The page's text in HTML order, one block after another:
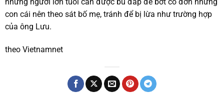
những người lớn tuổi cần được bù đắp để bớt cô đơn nhưng
con cái nên theo sát bố mẹ, tránh để bị lừa như trường hợp
của ông Lưu.
theo Vietnamnet